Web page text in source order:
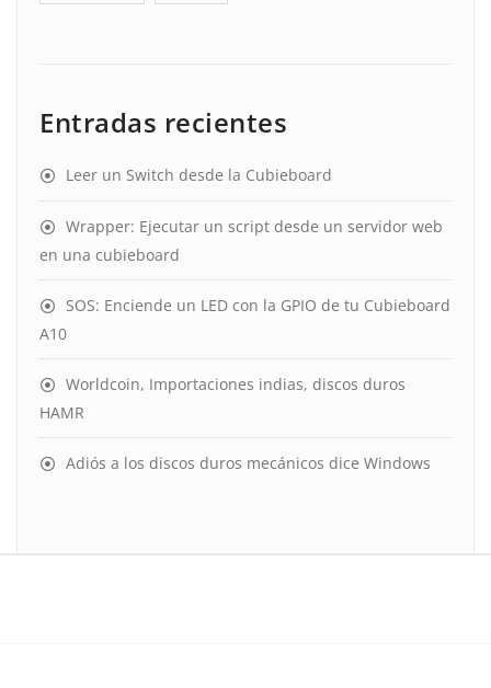
Entradas recientes
Leer un Switch desde la Cubieboard
Wrapper: Ejecutar un script desde un servidor web
en una cubieboard
SOS: Enciende un LED con la GPIO de tu Cubieboard
A10
Worldcoin, Importaciones indias, discos duros
HAMR
Adiós a los discos duros mecánicos dice Windows